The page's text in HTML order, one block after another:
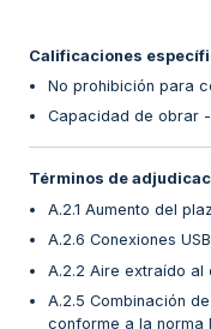
Calificaciones
No prohibición para
Capacidad de obrar
Términos de
A.2.1 Aumento del
A.2.6 Conexiones
A.2.2 Aire extraído al
A.2.5 Combinación
conforme a la norma